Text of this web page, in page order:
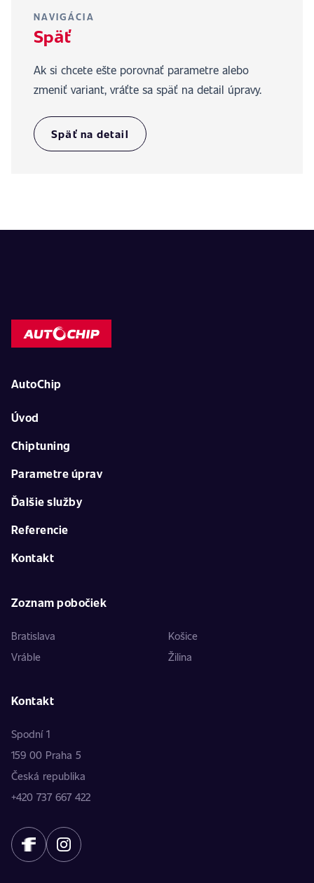
NAVIGÁCIA
Späť
Ak si chcete ešte porovnať parametre alebo
zmeniť variant, vráťte sa späť na detail úpravy.
Späť na detail
AutoChip
Úvod
Chiptuning
Parametre úprav
Ďalšie služby
Referencie
Kontakt
Zoznam pobočiek
Bratislava
Košice
Vráble
Žilina
Kontakt
Spodní 1
159 00 Praha 5
Česká republika
+420 737 667 422